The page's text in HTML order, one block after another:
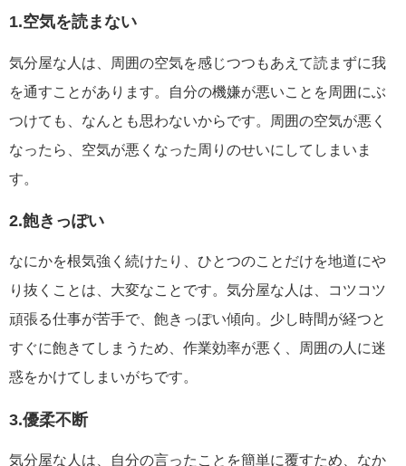
1.空気を読まない
気分屋な人は、周囲の空気を感じつつもあえて読まずに我
を通すことがあります。自分の機嫌が悪いことを周囲にぶ
つけても、なんとも思わないからです。周囲の空気が悪く
なったら、空気が悪くなった周りのせいにしてしまいま
す。
2.飽きっぽい
なにかを根気強く続けたり、ひとつのことだけを地道にや
り抜くことは、大変なことです。気分屋な人は、コツコツ
頑張る仕事が苦手で、飽きっぽい傾向。少し時間が経つと
すぐに飽きてしまうため、作業効率が悪く、周囲の人に迷
惑をかけてしまいがちです。
3.優柔不断
気分屋な人は、自分の言ったことを簡単に覆すため、なか